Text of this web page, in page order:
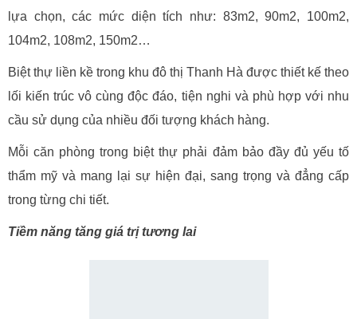
lựa chọn, các mức diện tích như: 83m2, 90m2, 100m2,
104m2, 108m2, 150m2…
Biệt thự liền kề trong khu đô thị Thanh Hà được thiết kế theo
lối kiến trúc vô cùng độc đáo, tiện nghi và phù hợp với nhu
cầu sử dụng của nhiều đối tượng khách hàng.
Mỗi căn phòng trong biệt thự phải đảm bảo đầy đủ yếu tố
thẩm mỹ và mang lại sự hiện đại, sang trọng và đẳng cấp
trong từng chi tiết.
Tiềm năng tăng giá trị tương lai